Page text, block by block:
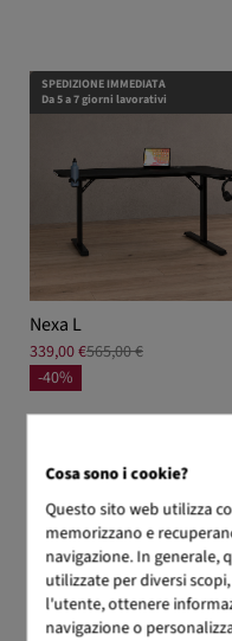
SPEDIZIONE IMMEDIATA
Da 5 a 7 giorni lavorativi
Nexa L
339,00 €565,00 €
-40%
SPEDIZIONE IMMEDIATA
Cosa sono i cookie?
Questo sito web utilizza
memorizzano e
navigazione. In generale,
utilizzate per diversi
l'utente, ottenere
navigazione o